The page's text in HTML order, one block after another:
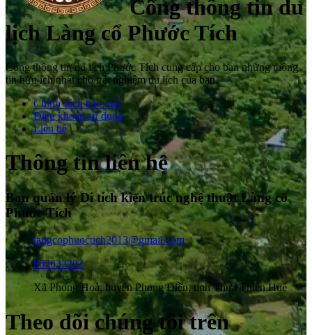
Cổng thông tin du
lịch Làng cổ Phước Tích
Cổng thông tin du lịch Phước Tích cung cấp cho bạn những thông
tin hữu ích nhất cho trải nghiệm du lịch của bạn.
Chính sách bảo mật
Điều khoản sử dụng
Liên hệ
Thông tin liên hệ
Ban quản lý Di tích kiến trúc nghệ thuật Làng cổ
Phước Tích
langcophuoctich2013@gmail.com
862632202
Xã Phong Hoà, huyện Phong Điền, tỉnh Thừa Thiên Huế
Theo dõi chúng tôi trên